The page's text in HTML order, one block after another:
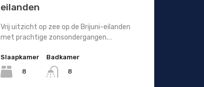
eilanden
Vrij uitzicht op zee op de Brijuni-eilanden
met prachtige zonsondergangen.…
Slaapkamer
8
Badkamer
8